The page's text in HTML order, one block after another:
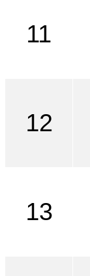
11
12
13